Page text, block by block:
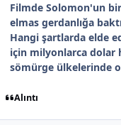
Filmde Solomon'un
elmas gerdanlığa
Hangi şartlarda elde
için milyonlarca dolar
sömürge ülkelerinde
Alıntı